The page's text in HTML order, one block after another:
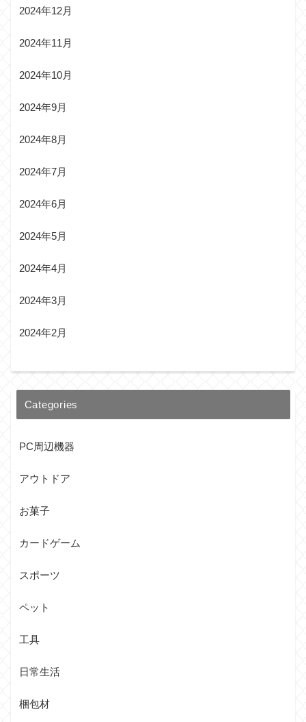
2024年12月
2024年11月
2024年10月
2024年9月
2024年8月
2024年7月
2024年6月
2024年5月
2024年4月
2024年3月
2024年2月
Categories
PC周辺機器
アウトドア
お菓子
カードゲーム
スポーツ
ペット
工具
日常生活
梱包材